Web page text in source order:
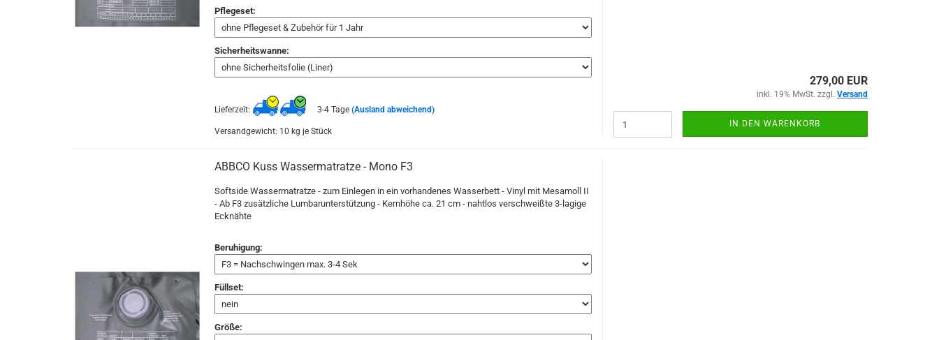
Pflegeset:
Sicherheitswanne:
Lieferzeit: 3-4 Tage (Ausland abweichend)
Versandgewicht: 10 kg je Stück
279,00 EUR
inkl. 19% MwSt. zzgl. Versand
IN DEN WARENKORB
ABBCO Kuss Wassermatratze - Mono F3
Softside Wassermatratze - zum Einlegen in ein vorhandenes Wasserbett - Vinyl mit Mesamoll II
- Ab F3 zusätzliche Lumbarunterstützung - Kernhöhe ca. 21 cm - nahtlos verschweißte 3-lagige
Ecknähte
Beruhigung:
Füllset:
Größe: